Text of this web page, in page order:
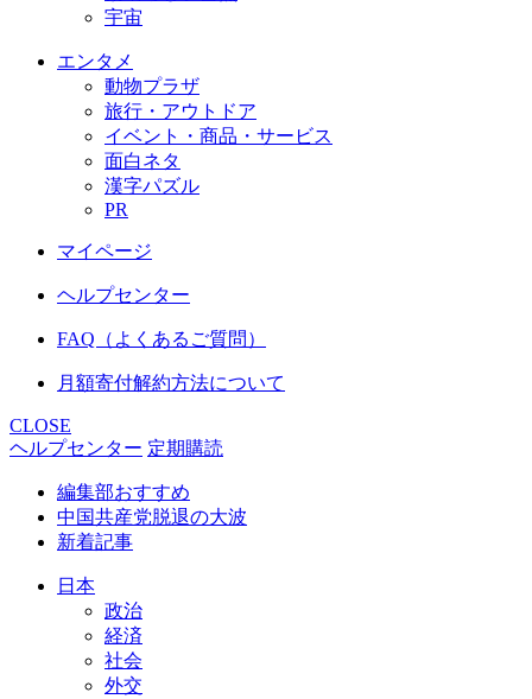
宇宙
エンタメ
動物プラザ
旅行・アウトドア
イベント・商品・サービス
面白ネタ
漢字パズル
PR
マイページ
ヘルプセンター
FAQ（よくあるご質問）
月額寄付解約方法について
CLOSE
ヘルプセンター 定期購読
編集部おすすめ
中国共産党脱退の大波
新着記事
日本
政治
経済
社会
外交